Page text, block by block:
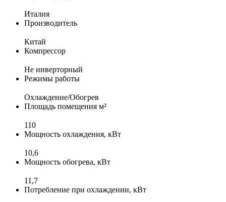
Италия
Производитель
Китай
Компрессор
Не инверторный
Режимы работы
Охлаждение/Обогрев
Площадь помещения м²
110
Мощность охлаждения, кВт
10,6
Мощность обогрева, кВт
11,7
Потребление при охлаждении, кВт